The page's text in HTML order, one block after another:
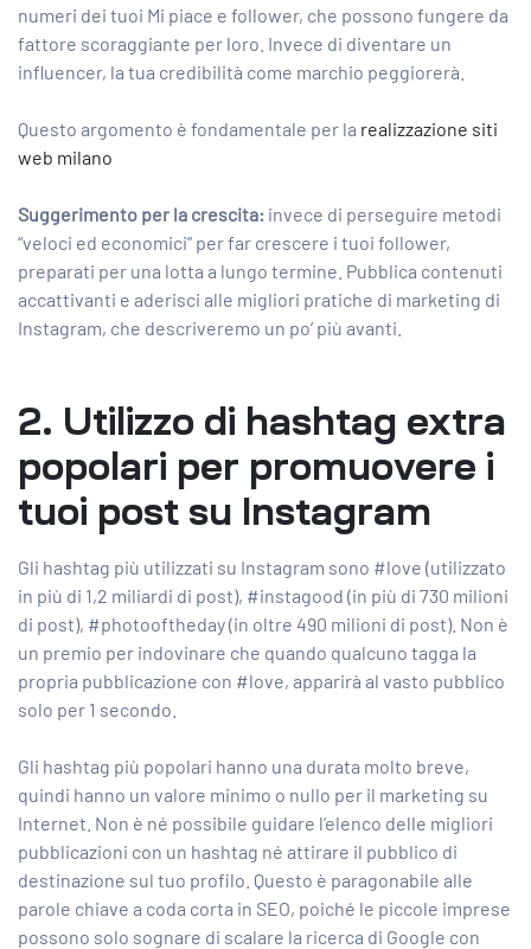
numeri dei tuoi Mi piace e follower, che possono fungere da
fattore scoraggiante per loro. Invece di diventare un
influencer, la tua credibilità come marchio peggiorerà.
Questo argomento è fondamentale per la realizzazione siti
web milano
Suggerimento per la crescita: invece di perseguire metodi
“veloci ed economici” per far crescere i tuoi follower,
preparati per una lotta a lungo termine. Pubblica contenuti
accattivanti e aderisci alle migliori pratiche di marketing di
Instagram, che descriveremo un po’ più avanti.
2. Utilizzo di hashtag extra
popolari per promuovere i
tuoi post su Instagram
Gli hashtag più utilizzati su Instagram sono #love (utilizzato
in più di 1,2 miliardi di post), #instagood (in più di 730 milioni
di post), #photooftheday (in oltre 490 milioni di post). Non è
un premio per indovinare che quando qualcuno tagga la
propria pubblicazione con #love, apparirà al vasto pubblico
solo per 1 secondo.
Gli hashtag più popolari hanno una durata molto breve,
quindi hanno un valore minimo o nullo per il marketing su
Internet. Non è né possibile guidare l’elenco delle migliori
pubblicazioni con un hashtag né attirare il pubblico di
destinazione sul tuo profilo. Questo è paragonabile alle
parole chiave a coda corta in SEO, poiché le piccole imprese
possono solo sognare di scalare la ricerca di Google con